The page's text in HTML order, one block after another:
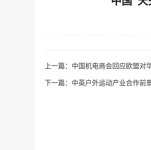
上一篇： 中国机电商会回应欧盟对
下一篇： 中英户外运动产业合作